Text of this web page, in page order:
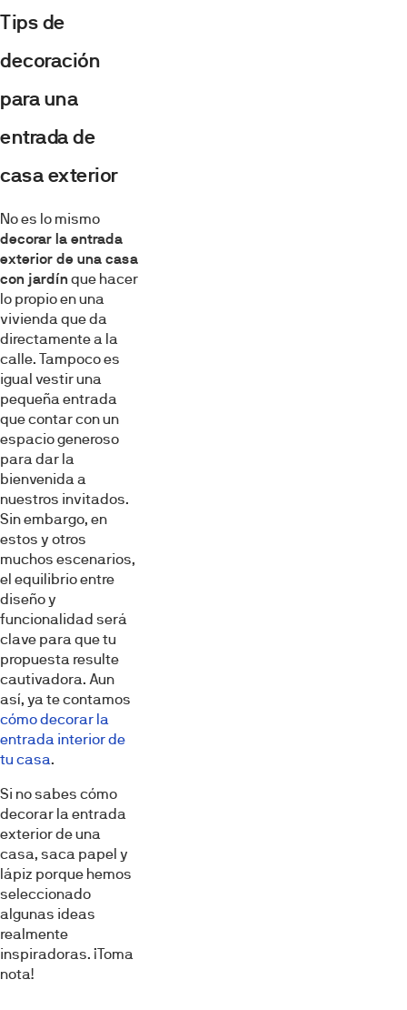
Tips de
decoración
para una
entrada de
casa exterior
No es lo mismo
decorar la entrada
exterior de una casa
con jardínque hacer
lo propio en una
vivienda que da
directamente a la
calle. Tampoco es
igual vestir una
pequeña entrada
que contar con un
espacio generoso
para dar la
bienvenida a
nuestros invitados.
Sin embargo, en
estos y otros
muchos escenarios,
el equilibrio entre
diseño y
funcionalidad será
clave para que tu
propuesta resulte
cautivadora. Aun
así, ya te contamos
cómo decorar la
entrada interior de
tu casa.
Si no sabes cómo
decorar la entrada
exterior de una
casa, saca papel y
lápiz porque hemos
seleccionado
algunas ideas
realmente
inspiradoras. ¡Toma
nota!